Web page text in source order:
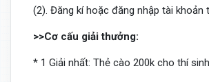
(2). Đăng kí hoặc đăng nhập tài khoản
>>Cơ cấu giải thưởng:
* 1 Giải nhất: Thẻ cào 200k cho thí